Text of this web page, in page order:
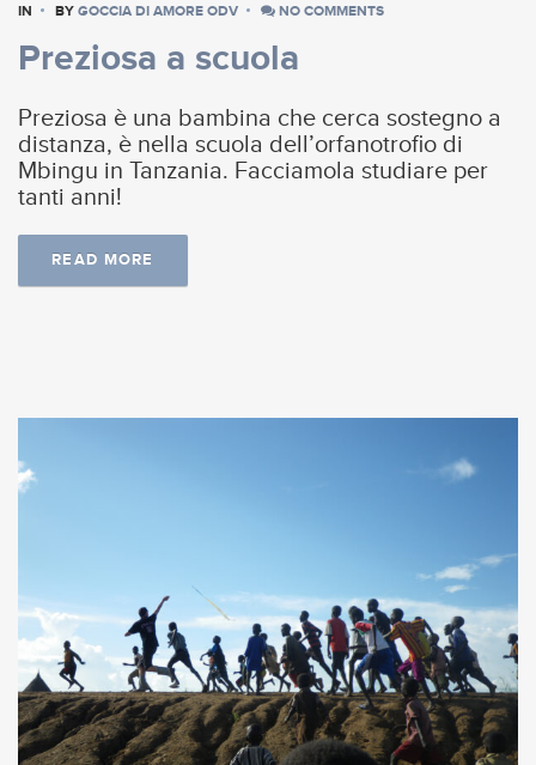
IN BY GOCCIA DI AMORE ODV NO COMMENTS
Preziosa a scuola
Preziosa è una bambina che cerca sostegno a
distanza, è nella scuola dell’orfanotrofio di
Mbingu in Tanzania. Facciamola studiare per
tanti anni!
READ MORE